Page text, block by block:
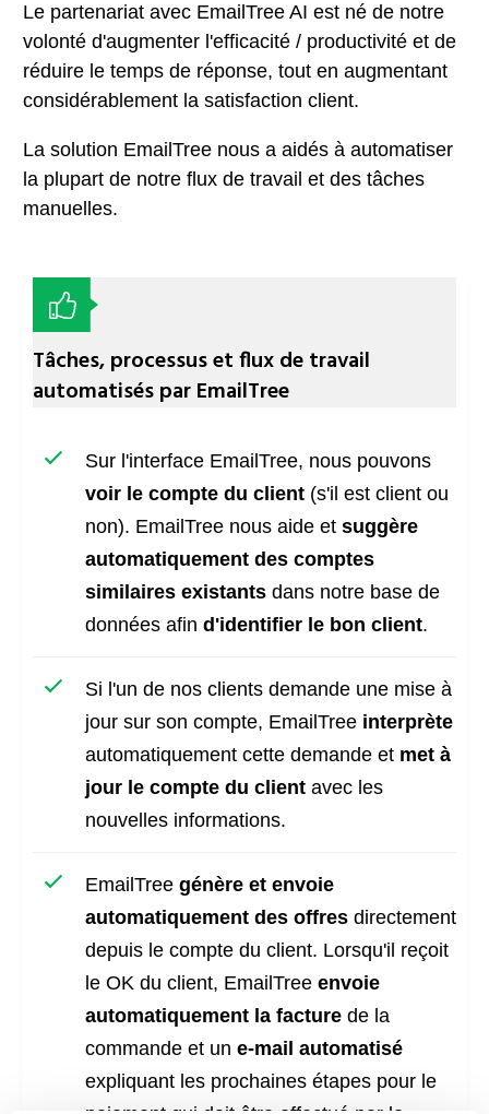
Le partenariat avec EmailTree AI est né de notre
volonté d'augmenter l'efficacité / productivité et de
réduire le temps de réponse, tout en augmentant
considérablement la satisfaction client.
La solution EmailTree nous a aidés à automatiser
la plupart de notre flux de travail et des tâches
manuelles.
Tâches, processus et flux de travail
automatisés par EmailTree
Sur l'interface EmailTree, nous pouvons
voir le compte du client (s'il est client ou
non). EmailTree nous aide et suggère
automatiquement des comptes
similaires existants dans notre base de
données afin d'identifier le bon client.
Si l'un de nos clients demande une mise à
jour sur son compte, EmailTree interprète
automatiquement cette demande et met à
jour le compte du client avec les
nouvelles informations.
EmailTree génère et envoie
automatiquement des offres directement
depuis le compte du client. Lorsqu'il reçoit
le OK du client, EmailTree envoie
automatiquement la facture de la
commande et un e-mail automatisé
expliquant les prochaines étapes pour le